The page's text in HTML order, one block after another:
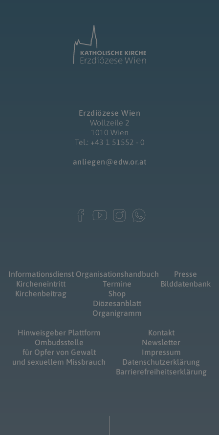
Erzdiözese Wien
Wollzeile 2
1010 Wien
Tel.: +43 1 51552 - 0
anliegen@edw.or.at
Informationsdienst
Kircheneintritt
Kirchenbeitrag
Organisationshandbuch
Termine
Shop
Diözesanblatt
Organigramm
Presse
Bilddatenbank
Hinweisgeber Plattform
Ombudsstelle
für Opfer von Gewalt
und sexuellem Missbrauch
Kontakt
Newsletter
Impressum
Datenschutzerklärung
Barrierefreiheitserklärung